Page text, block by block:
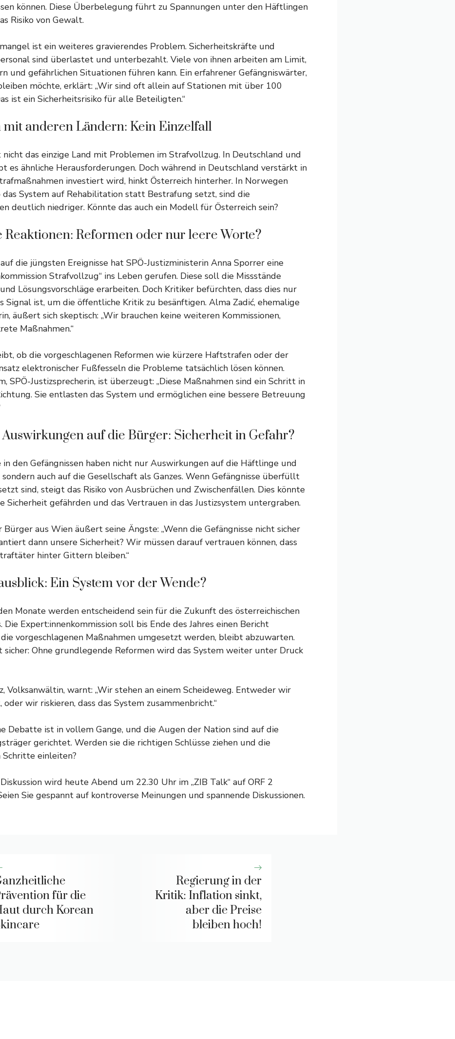
können. Diese Überbelegung führt zu Spannungen unter den Häftlingen
Risiko von Gewalt.
ist ein weiteres gravierendes Problem. Sicherheitskräfte und
sind überlastet und unterbezahlt. Viele von ihnen arbeiten am Limit,
und gefährlichen Situationen führen kann. Ein erfahrener Gefängniswärter,
möchte, erklärt: „Wir sind oft allein auf Stationen mit über 100
ist ein Sicherheitsrisiko für alle Beteiligten.“
mit anderen Ländern: Kein Einzelfall
nicht das einzige Land mit Problemen im Strafvollzug. In Deutschland und
es ähnliche Herausforderungen. Doch während in Deutschland verstärkt in
investiert wird, hinkt Österreich hinterher. In Norwegen
das System auf Rehabilitation statt Bestrafung setzt, sind die
deutlich niedriger. Könnte das auch ein Modell für Österreich sein?
Reaktionen: Reformen oder nur leere Worte?
die jüngsten Ereignisse hat SPÖ-Justizministerin Anna Sporrer eine
Strafvollzug“ ins Leben gerufen. Diese soll die Missstände
Lösungsvorschläge erarbeiten. Doch Kritiker befürchten, dass dies nur
Signal ist, um die öffentliche Kritik zu besänftigen. Alma Zadić, ehemalige
äußert sich skeptisch: „Wir brauchen keine weiteren Kommissionen,
Maßnahmen.“
ob die vorgeschlagenen Reformen wie kürzere Haftstrafen oder der
elektronischer Fußfesseln die Probleme tatsächlich lösen können.
SPÖ-Justizsprecherin, ist überzeugt: „Diese Maßnahmen sind ein Schritt in
Sie entlasten das System und ermöglichen eine bessere Betreuung
auf die Bürger: Sicherheit in Gefahr?
in den Gefängnissen haben nicht nur Auswirkungen auf die Häftlinge und
sondern auch auf die Gesellschaft als Ganzes. Wenn Gefängnisse überfüllt
sind, steigt das Risiko von Ausbrüchen und Zwischenfällen. Dies könnte
Sicherheit gefährden und das Vertrauen in das Justizsystem untergraben.
Bürger aus Wien äußert seine Ängste: „Wenn die Gefängnisse nicht sicher
dann unsere Sicherheit? Wir müssen darauf vertrauen können, dass
hinter Gittern bleiben.“
Ein System vor der Wende?
Monate werden entscheidend sein für die Zukunft des österreichischen
Expert:innenkommission soll bis Ende des Jahres einen Bericht
vorgeschlagenen Maßnahmen umgesetzt werden, bleibt abzuwarten.
sicher: Ohne grundlegende Reformen wird das System weiter unter Druck
Volksanwältin, warnt: „Wir stehen an einem Scheideweg. Entweder wir
wir riskieren, dass das System zusammenbricht.“
Debatte ist in vollem Gange, und die Augen der Nation sind auf die
gerichtet. Werden sie die richtigen Schlüsse ziehen und die
einleiten?
wird heute Abend um 22.30 Uhr im „ZIB Talk“ auf ORF 2
Sie gespannt auf kontroverse Meinungen und spannende Diskussionen.
für die
durch Korean
Regierung in der
Kritik: Inflation sinkt,
aber die Preise
bleiben hoch!